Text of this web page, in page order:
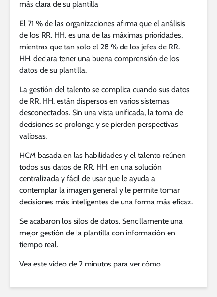
más clara de su plantilla
El 71 % de las organizaciones afirma que el análisis
de los RR. HH. es una de las máximas prioridades,
mientras que tan solo el 28 % de los jefes de RR.
HH. declara tener una buena comprensión de los
datos de su plantilla.
La gestión del talento se complica cuando sus datos
de RR. HH. están dispersos en varios sistemas
desconectados. Sin una vista unificada, la toma de
decisiones se prolonga y se pierden perspectivas
valiosas.
HCM basada en las habilidades y el talento reúnen
todos sus datos de RR. HH. en una solución
centralizada y fácil de usar que le ayuda a
contemplar la imagen general y le permite tomar
decisiones más inteligentes de una forma más eficaz.
Se acabaron los silos de datos. Sencillamente una
mejor gestión de la plantilla con información en
tiempo real.
Vea este vídeo de 2 minutos para ver cómo.